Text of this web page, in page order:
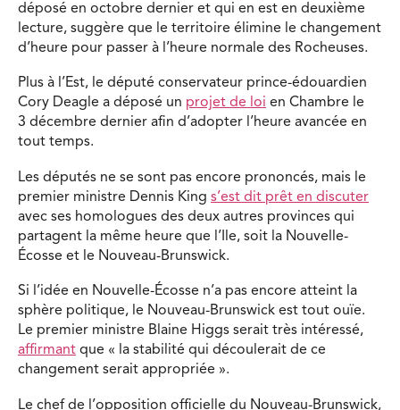
déposé en octobre dernier et qui en est en deuxième
lecture, suggère que le territoire élimine le changement
d’heure pour passer à l’heure normale des Rocheuses.
Plus à l’Est, le député conservateur prince-édouardien
Cory Deagle a déposé un projet de loi en Chambre le
3 décembre dernier afin d’adopter l’heure avancée en
tout temps.
Les députés ne se sont pas encore prononcés, mais le
premier ministre Dennis King s’est dit prêt en discuter
avec ses homologues des deux autres provinces qui
partagent la même heure que l’Ile, soit la Nouvelle-
Écosse et le Nouveau-Brunswick.
Si l’idée en Nouvelle-Écosse n’a pas encore atteint la
sphère politique, le Nouveau-Brunswick est tout ouïe.
Le premier ministre Blaine Higgs serait très intéressé,
affirmant que « la stabilité qui découlerait de ce
changement serait appropriée ».
Le chef de l’opposition officielle du Nouveau-Brunswick,